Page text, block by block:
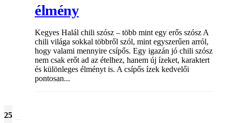
élmény
Kegyes Halál chili szósz – több mint egy erős szósz A
chili világa sokkal többről szól, mint egyszerűen arról,
hogy valami mennyire csípős. Egy igazán jó chili szósz
nem csak erőt ad az ételhez, hanem új ízeket, karaktert
és különleges élményt is. A csípős ízek kedvelői
pontosan...
25